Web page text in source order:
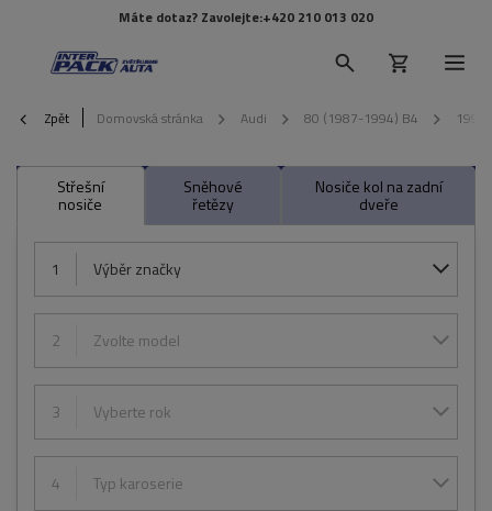
Máte dotaz? Zavolejte:+420 210 013 020
Zpět Domovská stránka Audi 80 (1987-1994) B4 1992
Střešní
nosiče
Sněhové
řetězy
Nosiče kol na zadní
dveře
1 Výběr značky
2 Zvolte model
3 Vyberte rok
4 Typ karoserie